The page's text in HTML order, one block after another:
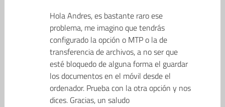
Hola Andres, es bastante raro ese
problema, me imagino que tendrás
configurado la opción o MTP o la de
transferencia de archivos, a no ser que
esté bloquedo de alguna forma el guardar
los documentos en el móvil desde el
ordenador. Prueba con la otra opción y nos
dices. Gracias, un saludo